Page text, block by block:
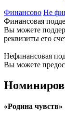
Финансово Не
Финансовая
Вы можете
реквизиты его
Нефинансовая
Вы можете
«Родина чувств»